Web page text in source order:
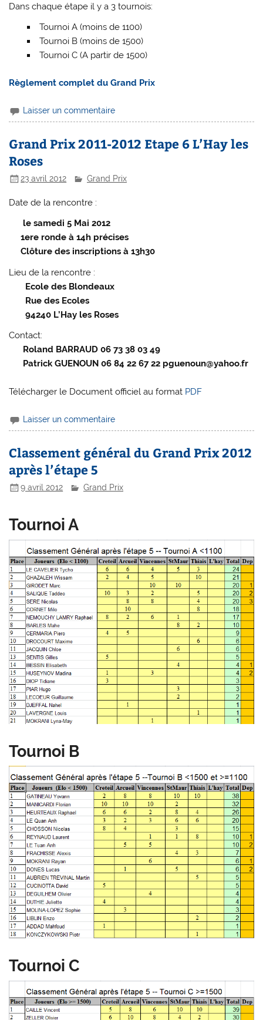
Dans chaque étape il y a 3 tournois:
Tournoi A (moins de 1100)
Tournoi B (moins de 1500)
Tournoi C (A partir de 1500)
Règlement complet du Grand Prix
Laisser un commentaire
Grand Prix 2011-2012 Etape 6 L’Hay les
Roses
23 avril 2012 Grand Prix
Date de la rencontre :
le samedi 5 Mai 2012
1ere ronde à 14h précises
Clôture des inscriptions à 13h30
Lieu de la rencontre :
Ecole des Blondeaux
Rue des Ecoles
94240 L’Hay les Roses
Contact:
Roland BARRAUD 06 73 38 03 49
Patrick GUENOUN 06 84 22 67 22 pguenoun@yahoo.fr
Télécharger le Document officiel au format PDF
Laisser un commentaire
Classement général du Grand Prix 2012
après l’étape 5
9 avril 2012 Grand Prix
Tournoi A
Tournoi B
Tournoi C